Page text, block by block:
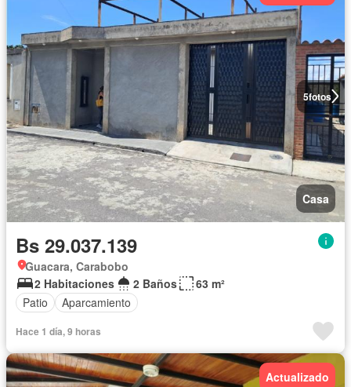
5fotos
Casa
Bs 29.037.139
Guacara, Carabobo
2 Habitaciones
2 Baños
63 m²
Patio
Aparcamiento
Hace 1 día, 9 horas
Actualizado